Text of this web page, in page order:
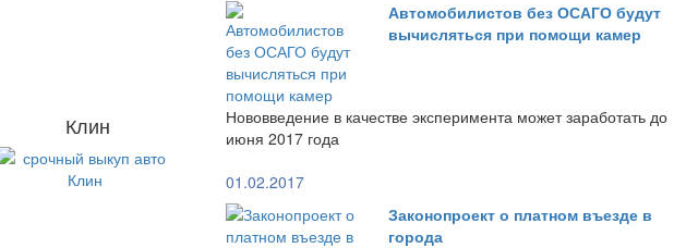
Клин
Автомобилистов без ОСАГО будут
вычисляться при помощи камер
Нововведение в качестве эксперимента может заработать до
июня 2017 года
01.02.2017
Законопроект о платном въезде в
города